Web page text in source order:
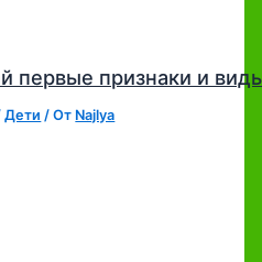
первые признаки и
Дети / От Najlya